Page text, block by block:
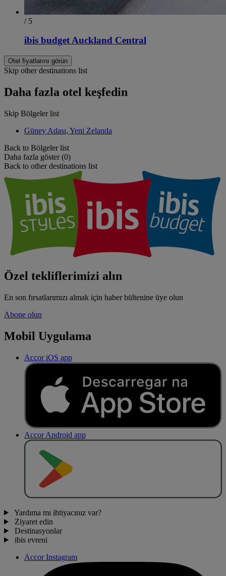
/ 5
ibis budget Auckland Central
Otel fiyatlarını görün
Skip other destinations list
Daha fazla otel keşfedin
Skip Bölgeler list
Güney Adası, Yeni Zelanda
Back to Bölgeler list
Daha fazla göster (0)
Back to other destinations list
Özel tekliflerimizi alın
En son fırsatlarımızı almak için haber bültenine üye olun
Abone olun
Mobil Uygulama
Accor iOS app
Accor Android app
Yardıma mı ihtiyacınız var?
Ziyaret edin
Destinasyonlar
ibis evreni
Accor Instagram